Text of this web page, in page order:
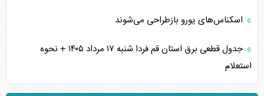
اسکناس‌های یورو بازطراحی می‌شوند
جدول قطعی برق استان قم فردا شنبه ۱۷ مرداد ۱۴۰۵ + نحوه
استعلام